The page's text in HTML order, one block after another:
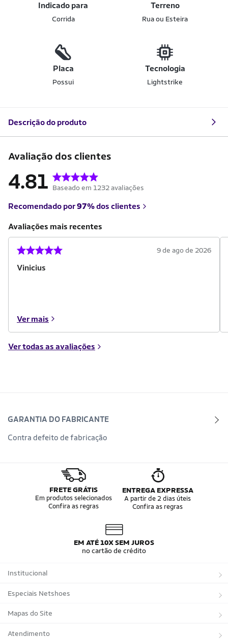
Indicado para
Corrida
Terreno
Rua ou Esteira
Placa
Possui
Tecnologia
Lightstrike
Descrição do produto
Avaliação dos clientes
4.81 Baseado em 1232 avaliações
Recomendado por97%dos clientes
Avaliações mais recentes
Vinicius
9 de ago de 2026
Ver mais
Ver todas as avaliações
GARANTIA DO FABRICANTE
Contra defeito de fabricação
FRETE GRÁTIS
Em produtos selecionados
Confira as regras
ENTREGA EXPRESSA
A partir de 2 dias úteis
Confira as regras
EM ATÉ 10X SEM JUROS
no cartão de crédito
Institucional
Sobre a Netshoes
Política de Privacidade
Programa de Afiliados
Especiais Netshoes
Suplementos
Corrida
Mapas do Site
Marcas
Atendimento